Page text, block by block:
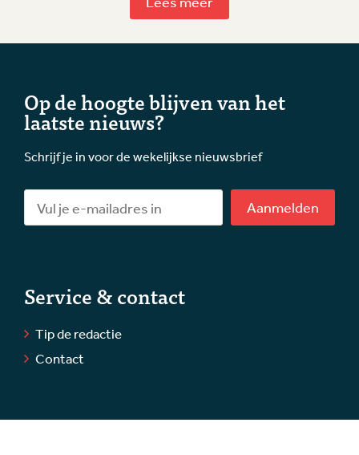
Op de hoogte blijven van het
laatste nieuws?
Schrijf je in voor de wekelijkse nieuwsbrief
Aanmelden
Service & contact
Tip de redactie
Contact